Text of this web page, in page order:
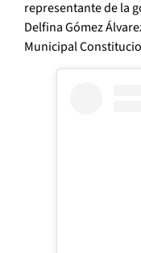
representante de la
Delfina Gómez
Municipal